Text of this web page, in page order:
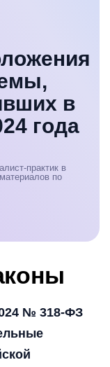
в
года
практик в
по
№ 318-ФЗ